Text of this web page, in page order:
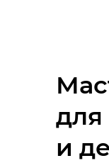
для
и